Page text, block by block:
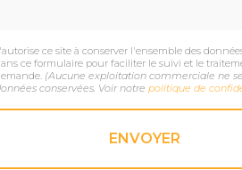
ce site à conserver l'ensemble des
ce formulaire pour faciliter le suivi et le
(Aucune exploitation commerciale ne
conservées. Voir notre politique de